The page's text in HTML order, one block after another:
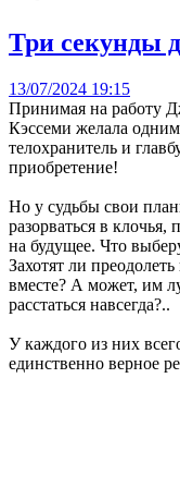
Три секунды
13/07/2024 19:15
Принимая на работу
Кэссеми желала
телохранитель и
приобретение!
Но у судьбы свои
разорваться в
на будущее. Что
Захотят ли
вместе? А может, им
расстаться навсегда?..
У каждого из них
единственно верное